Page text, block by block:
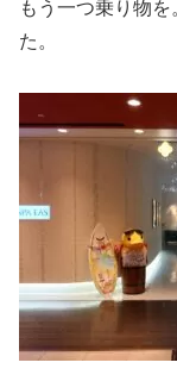
もう一つ乗り物
た。